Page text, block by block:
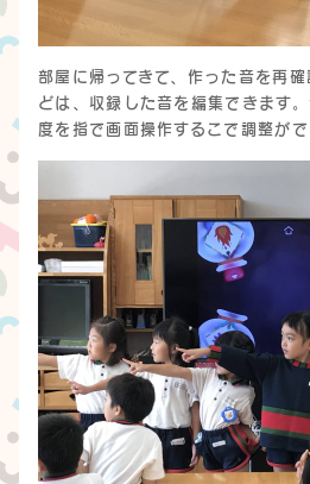
部屋に帰ってきて、作った音を再
どは、収録した音を編集できます
度を指で画面操作するこで調整がで